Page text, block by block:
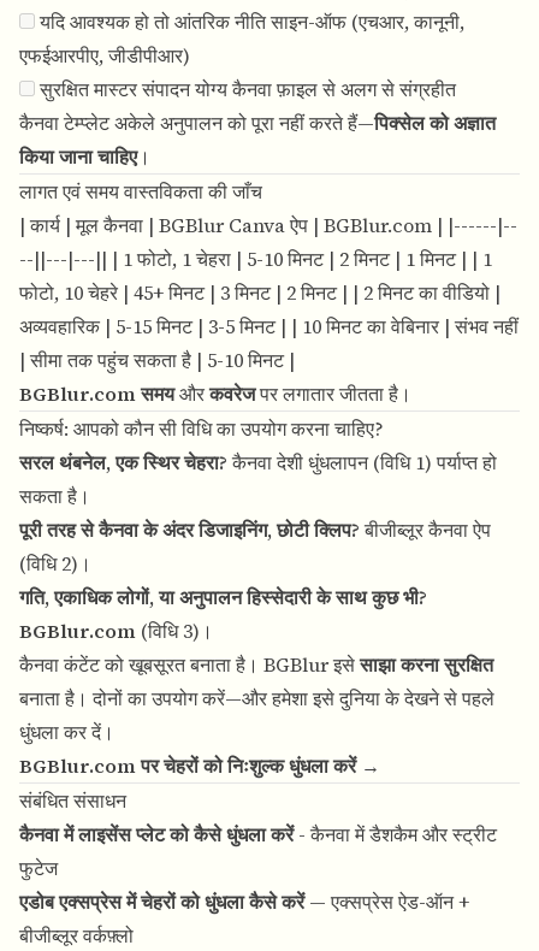
यदि आवश्यक हो तो आंतरिक नीति साइन-ऑफ (एचआर, कानूनी,
एफईआरपीए, जीडीपीआर)
सुरक्षित मास्टर संपादन योग्य कैनवा फ़ाइल से अलग से संग्रहीत
कैनवा टेम्प्लेट अकेले अनुपालन को पूरा नहीं करते हैं—पिक्सेल को अज्ञात
किया जाना चाहिए।
लागत एवं समय वास्तविकता की जाँच
| कार्य | मूल कैनवा | BGBlur Canva ऐप | BGBlur.com | |------|--
--||---|---|| | 1 फोटो, 1 चेहरा | 5-10 मिनट | 2 मिनट | 1 मिनट | | 1
फोटो, 10 चेहरे | 45+ मिनट | 3 मिनट | 2 मिनट | | 2 मिनट का वीडियो |
अव्यवहारिक | 5-15 मिनट | 3-5 मिनट | | 10 मिनट का वेबिनार | संभव नहीं
| सीमा तक पहुंच सकता है | 5-10 मिनट |
BGBlur.comसमयऔरकवरेजपर लगातार जीतता है।
निष्कर्ष: आपको कौन सी विधि का उपयोग करना चाहिए?
सरल थंबनेल, एक स्थिर चेहरा?कैनवा देशी धुंधलापन (विधि 1) पर्याप्त हो
सकता है।
पूरी तरह से कैनवा के अंदर डिजाइनिंग, छोटी क्लिप?बीजीब्लूर कैनवा ऐप
(विधि 2)।
गति, एकाधिक लोगों, या अनुपालन हिस्सेदारी के साथ कुछ भी?
BGBlur.com (विधि 3)।
कैनवा कंटेंट को खूबसूरत बनाता है। BGBlur इसेसाझा करना सुरक्षित
बनाता है। दोनों का उपयोग करें—और हमेशा इसे दुनिया के देखने से पहले
धुंधला कर दें।
BGBlur.com पर चेहरों को निःशुल्क धुंधला करें →
संबंधित संसाधन
कैनवा में लाइसेंस प्लेट को कैसे धुंधला करें- कैनवा में डैशकैम और स्ट्रीट
फुटेज
एडोब एक्सप्रेस में चेहरों को धुंधला कैसे करें— एक्सप्रेस ऐड-ऑन +
बीजीब्लूर वर्कफ़्लो